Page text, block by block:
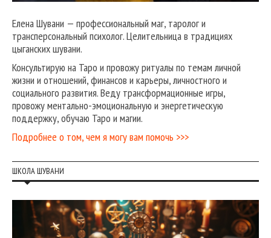
Елена Шувани — профессиональный маг, таролог и
трансперсональный психолог. Целительница в традициях
цыганских шувани.
Консультирую на Таро и провожу ритуалы по темам личной
жизни и отношений, финансов и карьеры, личностного и
социального развития. Веду трансформационные игры,
провожу ментально-эмоциональную и энергетическую
поддержку, обучаю Таро и магии.
Подробнее о том, чем я могу вам помочь >>>
ШКОЛА ШУВАНИ